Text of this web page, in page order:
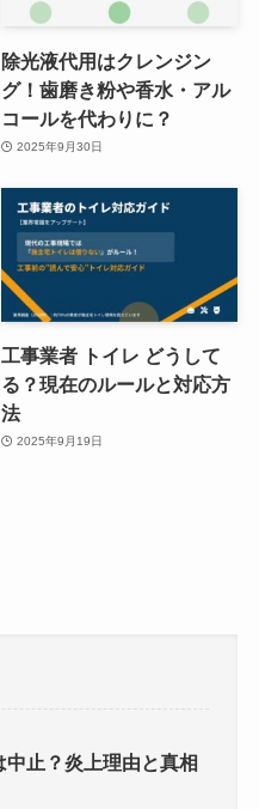
除光液代用はクレンジン
グ！歯磨き粉や香水・アル
コールを代わりに？
2025年9月30日
工事業者 トイレ どうして
る？現在のルールと対応方
法
2025年9月19日
止？炎上理由と真相